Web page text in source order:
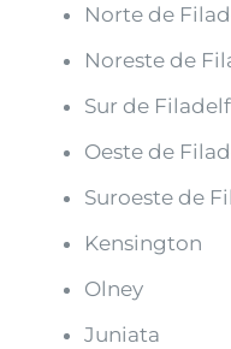
Norte de
Noreste de
Sur de
Oeste de
Suroeste de
Kensington
Olney
Juniata